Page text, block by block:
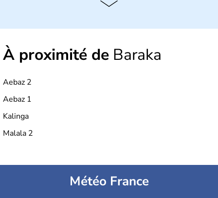
À proximité de Baraka
Aebaz 2
Aebaz 1
Kalinga
Malala 2
Météo France